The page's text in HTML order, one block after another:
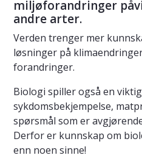
miljøforandringer
andre arter.
Verden trenger mer
løsninger på
forandringer.
Biologi spiller også en
sykdomsbekjempelse,
spørsmål som er
Derfor er kunnskap om
enn noen sinne!